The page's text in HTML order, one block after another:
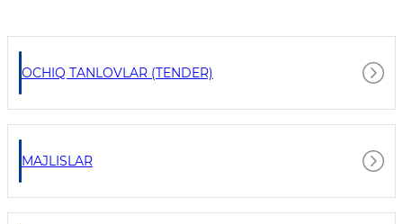
OCHIQ TANLOVLAR (TENDER)
MAJLISLAR